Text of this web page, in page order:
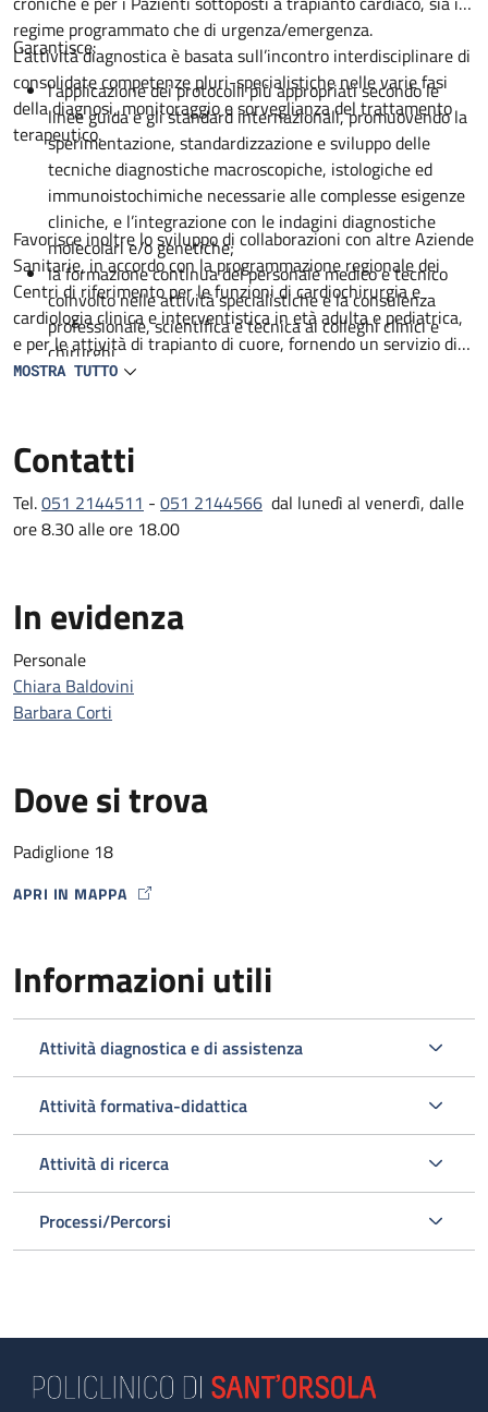
regime programmato che di urgenza/emergenza.
L’attività diagnostica è basata sull’incontro interdisciplinare di
consolidate competenze pluri-specialistiche nelle varie fasi
della diagnosi, monitoraggio e sorveglianza del trattamento
terapeutico.
Garantisce:
l’applicazione dei protocolli più appropriati secondo le
linee guida e gli standard internazionali, promuovendo la
sperimentazione, standardizzazione e sviluppo delle
tecniche diagnostiche macroscopiche, istologiche ed
immunoistochimiche necessarie alle complesse esigenze
cliniche, e l’integrazione con le indagini diagnostiche
molecolari e/o genetiche;
la formazione continua del personale medico e tecnico
coinvolto nelle attività specialistiche e la consulenza
professionale, scientifica e tecnica ai colleghi clinici e
chirurghi.
Favorisce inoltre lo sviluppo di collaborazioni con altre Aziende
Sanitarie, in accordo con la programmazione regionale dei
Centri di riferimento per le funzioni di cardiochirurgia e
cardiologia clinica e interventistica in età adulta e pediatrica,
e per le attività di trapianto di cuore, fornendo un servizio di
consulenza specialistica.
nazionali e internazionali sia per quanto attiene alla disciplina
patologica che a quelle cardiologiche e cardiochirurgiche.
MOSTRA TUTTO
Contatti
Tel.051 2144511 - 051 2144566 dal lunedì al venerdì, dalle
ore 8.30 alle ore 18.00
In evidenza
Personale
Chiara Baldovini
Barbara Corti
Dove si trova
Padiglione 18
APRI IN MAPPA
MAP ICON
Informazioni utili
Attività diagnostica e di assistenza
Attività formativa-didattica
Attività di ricerca
Processi/Percorsi